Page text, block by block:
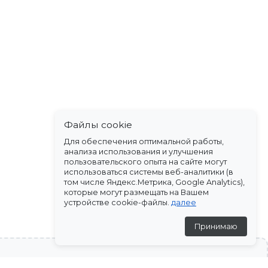
Файлы cookie
Для обеспечения оптимальной работы,
анализа использования и улучшения
пользовательского опыта на сайте могут
использоваться системы веб-аналитики (в
том числе Яндекс.Метрика, Google Analytics),
которые могут размещать на Вашем
устройстве cookie-файлы. далее
Принимаю